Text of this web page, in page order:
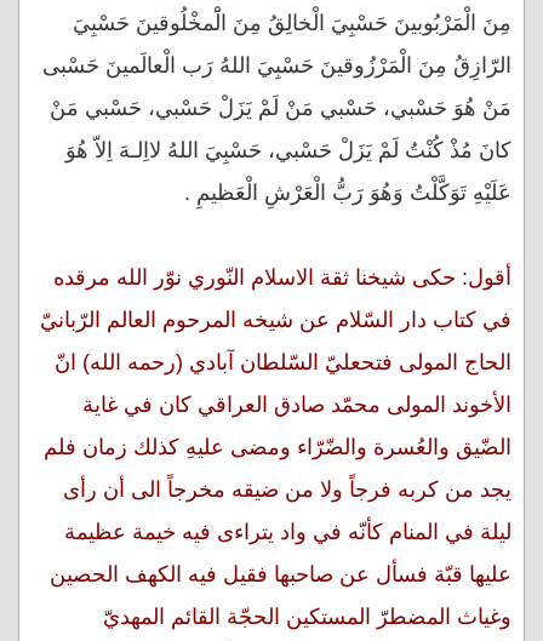
مِنَ الْمَرْبُوبينَ حَسْبِيَ الْخالِقُ مِنَ الَْمخْلُوقينَ حَسْبِيَ
الرّازِقُ مِنَ الْمَرْزُوقينَ حَسْبِيَ اللهُ رَب الْعالَمينَ حَسْبى
مَنْ هُوَ حَسْبي، حَسْبي مَنْ لَمْ يَزَلْ حَسْبي، حَسْبي مَنْ
كانَ مُذْ كُنْتُ لَمْ يَزَلْ حَسْبي، حَسْبِيَ اللهُ لااِلـهَ اِلاّ هُوَ
عَلَيْهِ تَوَكَّلْتُ وَهُوَ رَبُّ الْعَرْشِ الْعَظيمِ .
أقول: حكى شيخنا ثقة الاسلام النّوري نوّر الله مرقده
في كتاب دار السّلام عن شيخه المرحوم العالم الرّبانيّ
الحاج المولى فتحعليّ السّلطان آبادي (رحمه الله) انّ
الأخوند المولى محمّد صادق العراقي كان في غاية
الضّيق والعُسرة والضّرّاء ومضى عليهِ كذلك زمان فلم
يجد من كربه فرجاً ولا من ضيقه مخرجاً الى أن رأى
ليلة في المنام كأنّه في واد يتراءى فيه خيمة عظيمة
عليها قبّة فسأل عن صاحبها فقيل فيه الكهف الحصين
وغياث المضطرّ المستكين الحجّة القائم المهديّ